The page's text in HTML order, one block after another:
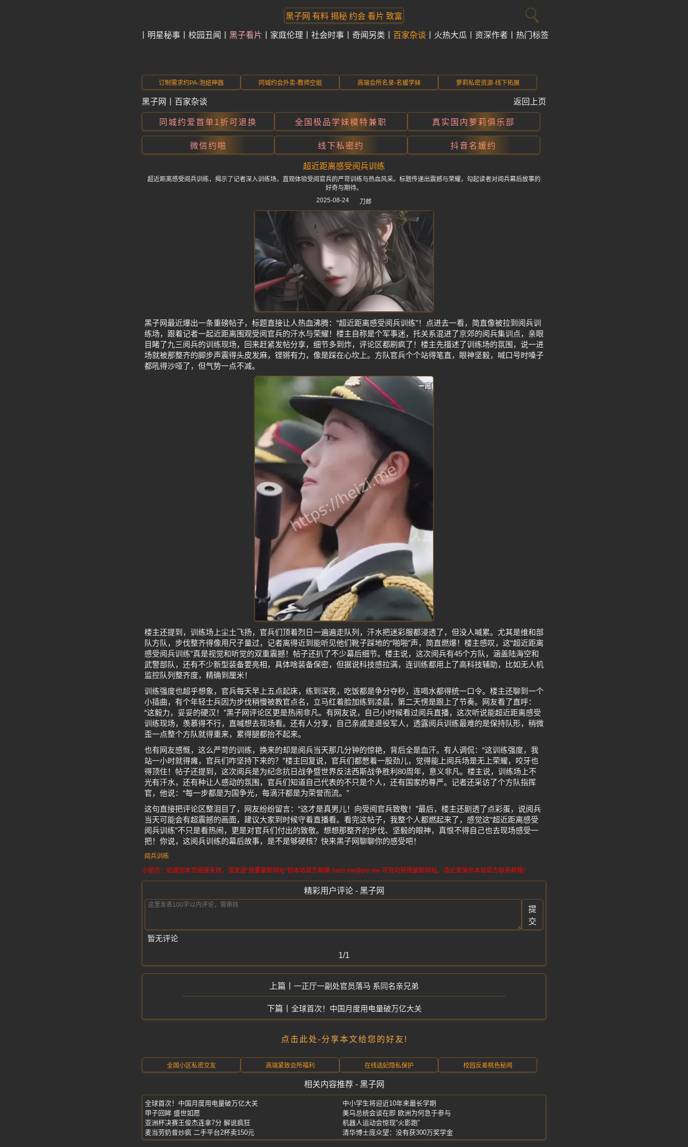
黑子网 有料 揭秘 约会 看片 致富
明星秘事 校园丑闻 黑子看片 家庭伦理 社会时事 奇闻另类 百家杂谈 火热大瓜 资深作者 热门标签
订制需求约PA-泡妞神器 同城约会外卖-教师空姐 高端会所名录-名媛学妹 萝莉私密资源-线下拓展
黑子网 百家杂谈 返回上页
同城约爱首单1折可退换 全国极品学妹模特兼职 真实国内萝莉俱乐部
微信约啪 线下私密约 抖音名媛约
超近距离感受阅兵训练
超近距离感受阅兵训练，揭示了记者深入训练场，直观体验受阅官兵的严苛训练与热血风采。标题传递出震撼与荣耀，勾起读者对阅兵幕后故事的
好奇与期待。
2025-08-24
刀郎
黑子网最近爆出一条重磅帖子，标题直接让人热血沸腾：“超近距离感受阅兵训练”！点进去一看，简直像被拉到阅兵训
练场，跟着记者一起近距离围观受阅官兵的汗水与荣耀！楼主自称是个军事迷，托关系混进了京郊的阅兵集训点，亲眼
目睹了九三阅兵的训练现场，回来赶紧发帖分享，细节多到炸，评论区都刷疯了！楼主先描述了训练场的氛围，说一进
场就被那整齐的脚步声震得头皮发麻，铿锵有力，像是踩在心坎上。方队官兵个个站得笔直，眼神坚毅，喊口号时嗓子
都吼得沙哑了，但气势一点不减。
楼主还提到，训练场上尘土飞扬，官兵们顶着烈日一遍遍走队列，汗水把迷彩服都浸透了，但没人喊累。尤其是维和部
队方队，步伐整齐得像用尺子量过，记者离得近到能听见他们靴子踩地的“啪啪”声，简直燃爆！楼主感叹，这“超近距离
感受阅兵训练”真是视觉和听觉的双重震撼！帖子还扒了不少幕后细节。楼主说，这次阅兵有45个方队，涵盖陆海空和
武警部队，还有不少新型装备要亮相，具体啥装备保密，但据说科技感拉满，连训练都用上了高科技辅助，比如无人机
监控队列整齐度，精确到厘米！
训练强度也超乎想象，官兵每天早上五点起床，练到深夜，吃饭都是争分夺秒，连喝水都得统一口令。楼主还聊到一个
小插曲，有个年轻士兵因为步伐稍慢被教官点名，立马红着脸加练到凌晨，第二天愣是跟上了节奏。网友看了直呼：
“这毅力，妥妥的硬汉！”黑子网评论区更是热闹非凡。有网友说，自己小时候看过阅兵直播，这次听说能超近距离感受
训练现场，羡慕得不行，直喊想去现场看。还有人分享，自己亲戚是退役军人，透露阅兵训练最难的是保持队形，稍微
歪一点整个方队就得重来，累得腿都抬不起来。
也有网友感慨，这么严苛的训练，换来的却是阅兵当天那几分钟的惊艳，背后全是血汗。有人调侃：“这训练强度，我
站一小时就得瘫，官兵们咋坚持下来的？”楼主回复说，官兵们都憋着一股劲儿，觉得能上阅兵场是无上荣耀，咬牙也
得顶住！帖子还提到，这次阅兵是为纪念抗日战争暨世界反法西斯战争胜利80周年，意义非凡。楼主说，训练场上不
光有汗水，还有种让人感动的氛围，官兵们知道自己代表的不只是个人，还有国家的尊严。记者还采访了个方队指挥
官，他说：“每一步都是为国争光，每滴汗都是为荣誉而流。”
这句直接把评论区整泪目了，网友纷纷留言：“这才是真男儿！向受阅官兵致敬！”最后，楼主还剧透了点彩蛋，说阅兵
当天可能会有超震撼的画面，建议大家到时候守着直播看。看完这帖子，我整个人都燃起来了，感觉这“超近距离感受
阅兵训练”不只是看热闹，更是对官兵们付出的致敬。想想那整齐的步伐、坚毅的眼神，真恨不得自己也去现场感受一
把！你说，这阅兵训练的幕后故事，是不是够硬核？快来黑子网聊聊你的感受吧！
阅兵训练
小提示：如遇到本页链接失效，请发送“我要最新网址”到本站官方邮箱 heizi.me@pm.me 可自动获得最新网址。请记录保存本站官方联系邮箱！
精彩用户评论 - 黑子网
提
交
暂无评论
1/1
一正厅一副处官员落马 系同名亲兄弟
全球首次！中国月度用电量破万亿大关
点击此处-分享本文给您的好友!
全国小区私密交友 高端紧致会所福利 在线选妃隐私保护 校园反差桃色秘闻
相关内容推荐 - 黑子网
全球首次！中国月度用电量破万亿大关
中小学生将迎近10年来最长学期
甲子回眸 盛世如愿
美乌总统会谈在即 欧洲为何急于参与
亚洲杯决赛王俊杰连拿7分 解说疯狂
机器人运动会惊现“火影跑”
麦当劳奶昔炒疯 二手平台2杯卖150元
清华博士庞众望：没有获300万奖学金